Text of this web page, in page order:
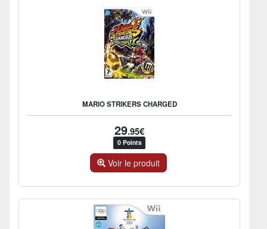
MARIO STRIKERS CHARGED
29.95€
0 Points
Voir le produit